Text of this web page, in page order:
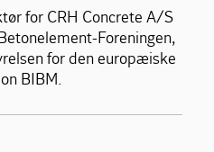
for CRH Concrete A/S
Foreningen,
for den europæiske
BIBM.